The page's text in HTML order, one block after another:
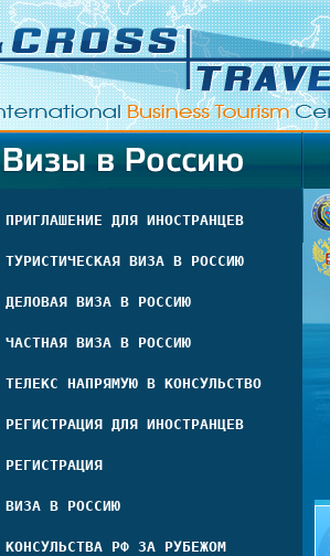
ПРИГЛАШЕНИЕ ДЛЯ ИНОСТРАНЦЕВ
ТУРИСТИЧЕСКАЯ ВИЗА В РОССИЮ
ДЕЛОВАЯ ВИЗА В РОССИЮ
ЧАСТНАЯ ВИЗА В РОССИЮ
ТЕЛЕКС НАПРЯМУЮ В КОНСУЛЬСТВО
РЕГИСТРАЦИЯ ДЛЯ ИНОСТРАНЦЕВ
РЕГИСТРАЦИЯ
ВИЗА В РОССИЮ
КОНСУЛЬСТВА РФ ЗА РУБЕЖОМ